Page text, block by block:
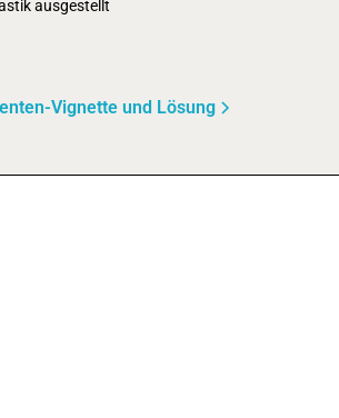
ausgestellt
Vignette und Lösung